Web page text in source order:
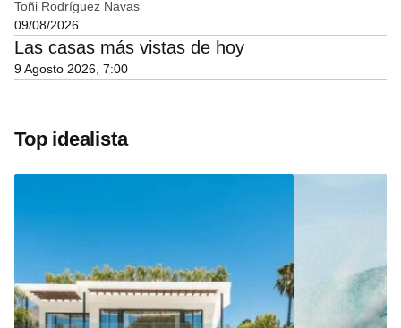
Toñi Rodríguez Navas
09/08/2026
Las casas más vistas de hoy
9 Agosto 2026, 7:00
Top idealista